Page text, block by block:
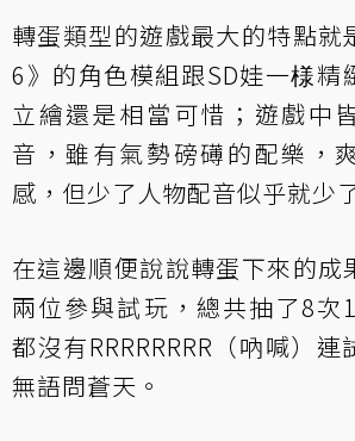
轉蛋類型的遊戲最大的特點就
6》的角色模組跟SD娃一様精
立繪還是相當可惜；遊戲中
音，雖有氣勢磅礡的配樂，
感，但少了人物配音似乎就
在這邊順便說說轉蛋下來的成
兩位參與試玩，總共抽了8次
都沒有RRRRRRRR（吶喊）連
無語問蒼天。